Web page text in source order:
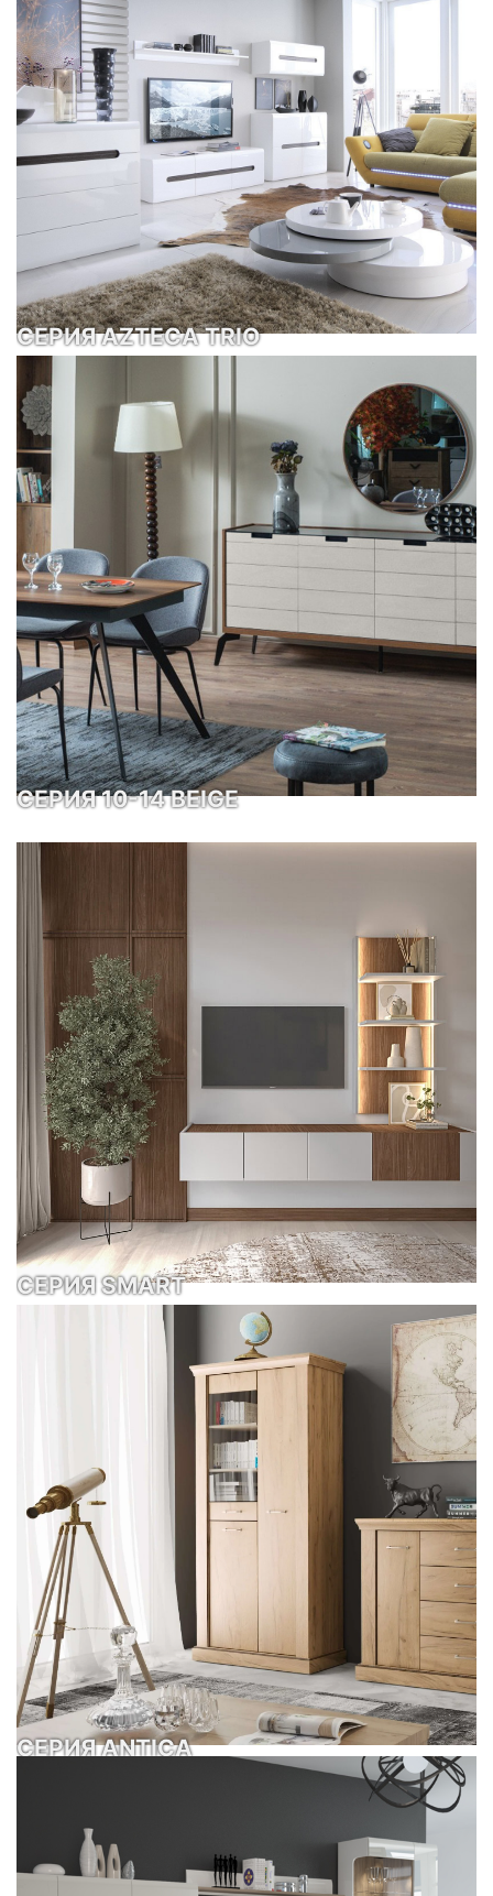
СЕРИЯ AZTECA TRIO
СЕРИЯ 10-14 BEIGE
СЕРИЯ SMART
СЕРИЯ ANTICA